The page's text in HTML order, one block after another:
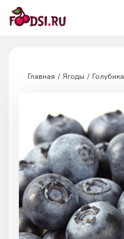
Главная Ягоды Голубика